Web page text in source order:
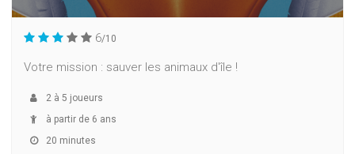
6/10
Votre mission : sauver les animaux d'île !
2 à 5 joueurs
à partir de 6 ans
20 minutes